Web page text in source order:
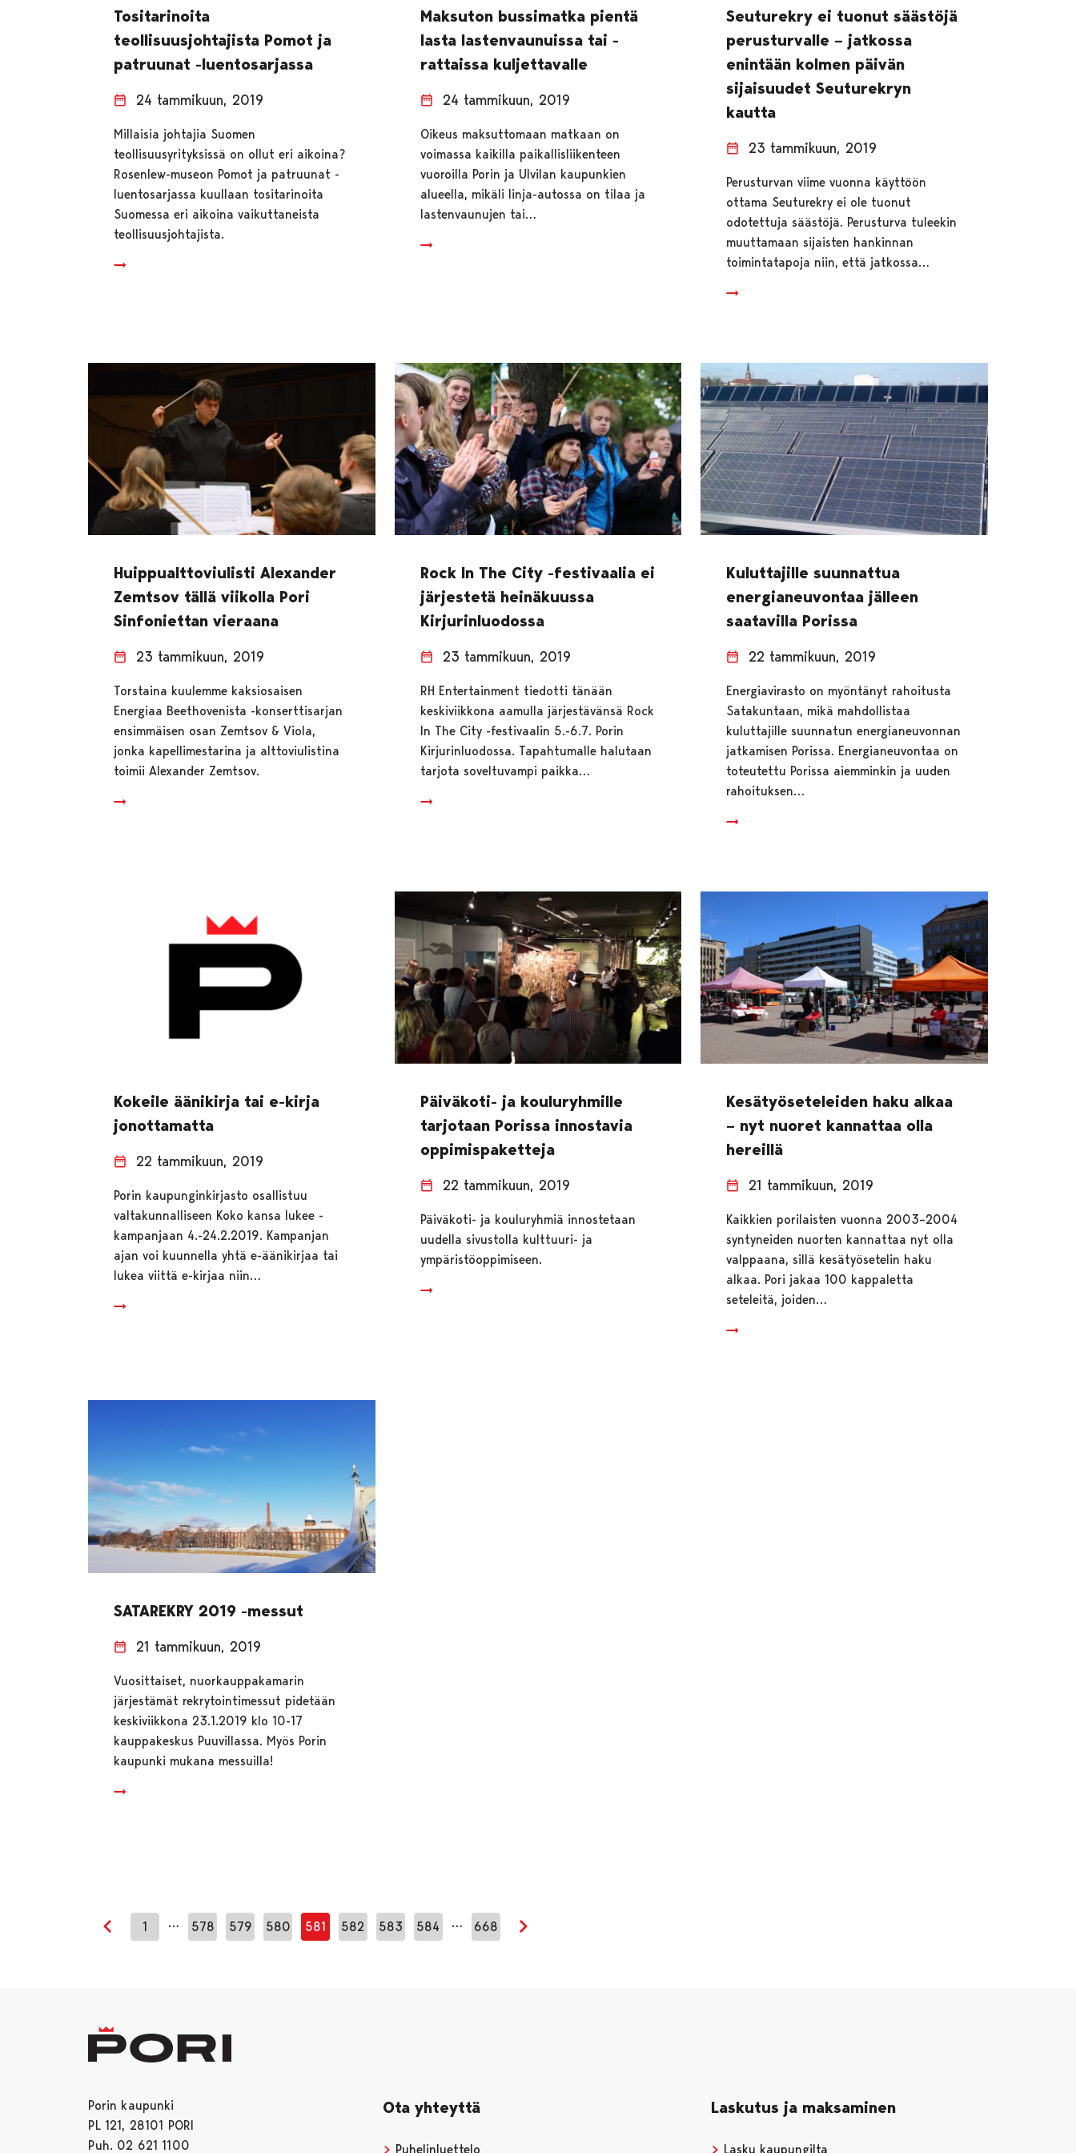
Tositarinoita
teollisuusjohtajista Pomot ja
patruunat -luentosarjassa
24 tammikuun, 2019
Millaisia johtajia Suomen
teollisuusyrityksissä on ollut eri aikoina?
Rosenlew-museon Pomot ja patruunat -
luentosarjassa kuullaan tositarinoita
Suomessa eri aikoina vaikuttaneista
teollisuusjohtajista.
Maksuton bussimatka pientä
lasta lastenvaunuissa tai -
rattaissa kuljettavalle
24 tammikuun, 2019
Oikeus maksuttomaan matkaan on
voimassa kaikilla paikallisliikenteen
vuoroilla Porin ja Ulvilan kaupunkien
alueella, mikäli linja-autossa on tilaa ja
lastenvaunujen tai…
Seuturekry ei tuonut säästöjä
perusturvalle – jatkossa
enintään kolmen päivän
sijaisuudet Seuturekryn
kautta
23 tammikuun, 2019
Perusturvan viime vuonna käyttöön
ottama Seuturekry ei ole tuonut
odotettuja säästöjä. Perusturva tuleekin
muuttamaan sijaisten hankinnan
toimintatapoja niin, että jatkossa…
Huippualttoviulisti Alexander
Zemtsov tällä viikolla Pori
Sinfoniettan vieraana
23 tammikuun, 2019
Torstaina kuulemme kaksiosaisen
Energiaa Beethovenista -konserttisarjan
ensimmäisen osan Zemtsov & Viola,
jonka kapellimestarina ja alttoviulistina
toimii Alexander Zemtsov.
Rock In The City -festivaalia ei
järjestetä heinäkuussa
Kirjurinluodossa
23 tammikuun, 2019
RH Entertainment tiedotti tänään
keskiviikkona aamulla järjestävänsä Rock
In The City -festivaalin 5.-6.7. Porin
Kirjurinluodossa. Tapahtumalle halutaan
tarjota soveltuvampi paikka…
Kuluttajille suunnattua
energianeuvontaa jälleen
saatavilla Porissa
22 tammikuun, 2019
Energiavirasto on myöntänyt rahoitusta
Satakuntaan, mikä mahdollistaa
kuluttajille suunnatun energianeuvonnan
jatkamisen Porissa. Energianeuvontaa on
toteutettu Porissa aiemminkin ja uuden
rahoituksen…
Kokeile äänikirja tai e-kirja
jonottamatta
22 tammikuun, 2019
Porin kaupunginkirjasto osallistuu
valtakunnalliseen Koko kansa lukee -
kampanjaan 4.-24.2.2019. Kampanjan
ajan voi kuunnella yhtä e-äänikirjaa tai
lukea viittä e-kirjaa niin…
Päiväkoti- ja kouluryhmille
tarjotaan Porissa innostavia
oppimispaketteja
22 tammikuun, 2019
Päiväkoti- ja kouluryhmiä innostetaan
uudella sivustolla kulttuuri- ja
ympäristöoppimiseen.
Kesätyöseteleiden haku alkaa
– nyt nuoret kannattaa olla
hereillä
21 tammikuun, 2019
Kaikkien porilaisten vuonna 2003–2004
syntyneiden nuorten kannattaa nyt olla
valppaana, sillä kesätyösetelin haku
alkaa. Pori jakaa 100 kappaletta
seteleitä, joiden…
SATAREKRY 2019 -messut
21 tammikuun, 2019
Vuosittaiset, nuorkauppakamarin
järjestämät rekrytointimessut pidetään
keskiviikkona 23.1.2019 klo 10-17
kauppakeskus Puuvillassa. Myös Porin
kaupunki mukana messuilla!
Edellinen sivu
1 … 578 579 580 581 582 583 584 … 668
Porin kaupunki
PL 121, 28101 PORI
Puh. 02 621 1100
Ota yhteyttä
Puhelinluettelo
Laskutus ja maksaminen
Lasku kaupungilta